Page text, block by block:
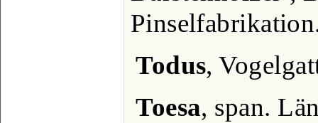
Todus,
Toesa, span.